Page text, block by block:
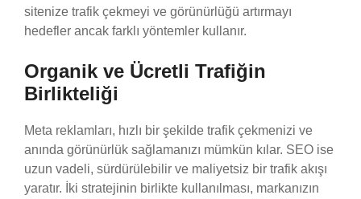
sitenize trafik çekmeyi ve görünürlüğü artırmayı
hedefler ancak farklı yöntemler kullanır.
Organik ve Ücretli Trafiğin
Birlikteliği
Meta reklamları, hızlı bir şekilde trafik çekmenizi ve
anında görünürlük sağlamanızı mümkün kılar. SEO ise
uzun vadeli, sürdürülebilir ve maliyetsiz bir trafik akışı
yaratır. İki stratejinin birlikte kullanılması, markanızın